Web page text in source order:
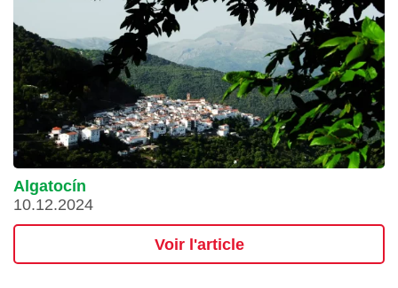
Algatocín
10.12.2024
Voir l'article